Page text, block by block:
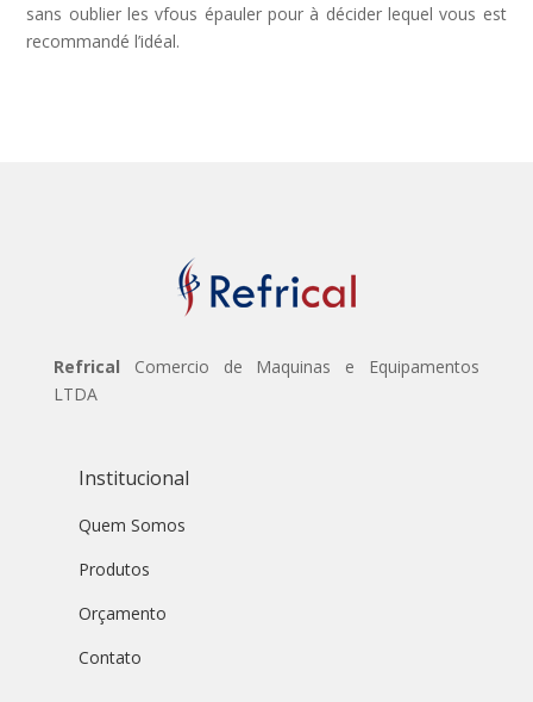
sans oublier les vfous épauler pour à décider lequel vous est
recommandé l’idéal.
Refrical Comercio de Maquinas e Equipamentos
LTDA
Institucional
Quem Somos
Produtos
Orçamento
Contato